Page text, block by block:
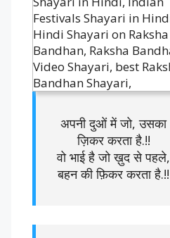
अपनी दुओं में जो, उसका
ज़िकर करता है.!!
वो भाई है जो ख़ुद से पहले,
बहन की फ़िकर करता है.!!